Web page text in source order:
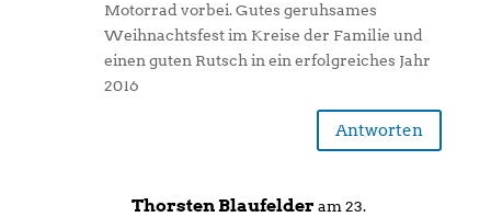
Motorrad vorbei. Gutes geruhsames
Weihnachtsfest im Kreise der Familie und
einen guten Rutsch in ein erfolgreiches Jahr
2016
Antworten
Thorsten Blaufelder am 23.